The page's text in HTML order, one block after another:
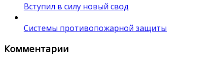
Вступил в силу новый свод
Системы противопожарной защиты
Комментарии